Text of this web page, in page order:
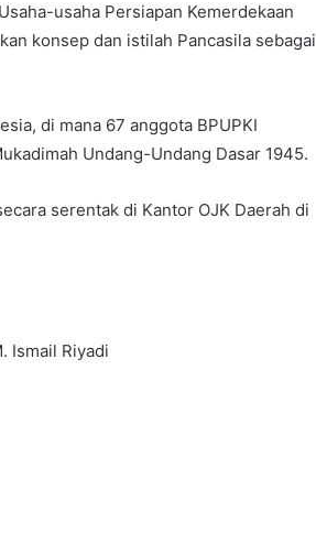
usaha Persiapan Kemerdekaan
konsep dan istilah Pancasila sebagai
di mana 67 anggota BPUPKI
Undang-Undang Dasar 1945.
serentak di Kantor OJK Daerah di
Ismail Riyadi